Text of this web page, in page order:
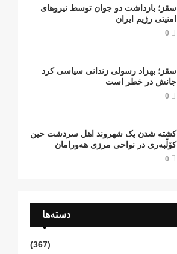
سقز؛ بازداشت دو جوان توسط نیروهای
امنیتی رژیم ایران
0
سقز؛ بهزاد رسولی زندانی سیاسی کرد
جانش در خطر است
0
کشتە شدن یک شهروند اهل سردشت حین
کۆڵبەری در نواحی مرزی هەورامان
0
دسته‌ها
(367)